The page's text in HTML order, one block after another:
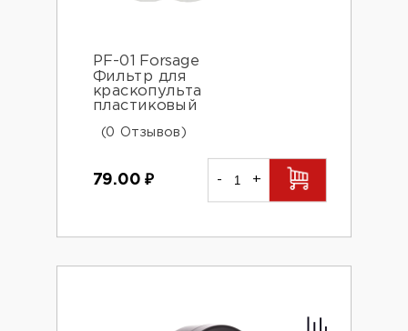
PF-01 Forsage
Фильтр для
краскопульта
пластиковый
(0 Отзывов)
79.00₽ - +